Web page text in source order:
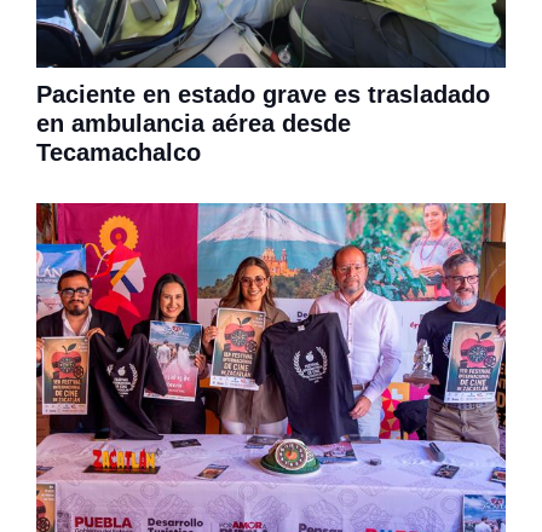
Paciente en estado grave es trasladado
en ambulancia aérea desde
Tecamachalco